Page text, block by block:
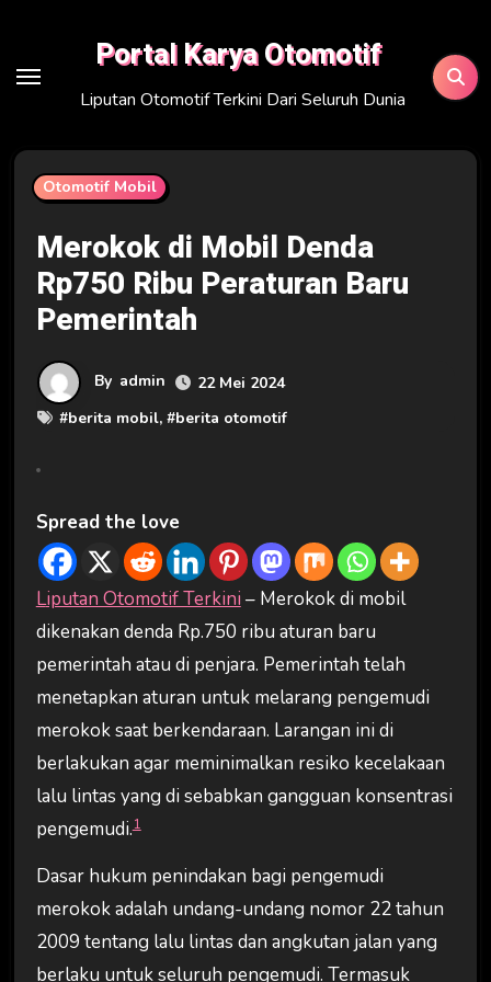
content
Portal Karya Otomotif
Liputan Otomotif Terkini Dari Seluruh Dunia
Otomotif Mobil
Merokok di Mobil Denda
Rp750 Ribu Peraturan Baru
Pemerintah
By admin
22 Mei 2024
#berita mobil, #berita otomotif
Spread the love
Liputan Otomotif Terkini– Merokok di mobil
dikenakan denda Rp.750 ribu aturan baru
pemerintah atau di penjara. Pemerintah telah
menetapkan aturan untuk melarang pengemudi
merokok saat berkendaraan. Larangan ini di
berlakukan agar meminimalkan resiko kecelakaan
lalu lintas yang di sebabkan gangguan konsentrasi
pengemudi.1
Dasar hukum penindakan bagi pengemudi
merokok adalah undang-undang nomor 22 tahun
2009 tentang lalu lintas dan angkutan jalan yang
berlaku untuk seluruh pengemudi. Termasuk